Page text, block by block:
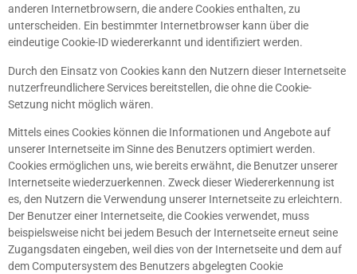
anderen Internetbrowsern, die andere Cookies enthalten, zu
unterscheiden. Ein bestimmter Internetbrowser kann über die
eindeutige Cookie-ID wiedererkannt und identifiziert werden.
Durch den Einsatz von Cookies kann den Nutzern dieser Internetseite
nutzerfreundlichere Services bereitstellen, die ohne die Cookie-
Setzung nicht möglich wären.
Mittels eines Cookies können die Informationen und Angebote auf
unserer Internetseite im Sinne des Benutzers optimiert werden.
Cookies ermöglichen uns, wie bereits erwähnt, die Benutzer unserer
Internetseite wiederzuerkennen. Zweck dieser Wiedererkennung ist
es, den Nutzern die Verwendung unserer Internetseite zu erleichtern.
Der Benutzer einer Internetseite, die Cookies verwendet, muss
beispielsweise nicht bei jedem Besuch der Internetseite erneut seine
Zugangsdaten eingeben, weil dies von der Internetseite und dem auf
dem Computersystem des Benutzers abgelegten Cookie